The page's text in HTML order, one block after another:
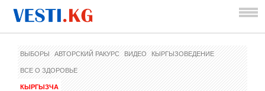
ВЫБОРЫ АВТОРСКИЙ РАКУРС ВИДЕО КЫРГЫЗОВЕДЕНИЕ
ВСЕ О ЗДОРОВЬЕ
КЫРГЫЗЧА